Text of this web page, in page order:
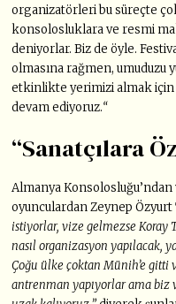
organizatörleri bu süreçte
konsolosluklara ve resmi
deniyorlar. Biz de öyle.
olmasına rağmen,
etkinlikte yerimizi almak için
devam ediyoruz.“
“Sanatçılara
Almanya
oyunculardan Zeynep Özyurt
istiyorlar, vize gelmezse Koray
nasıl organizasyon yapılacak,
Çoğu ülke çoktan Münih’e gitti
antrenman yapıyorlar ama biz